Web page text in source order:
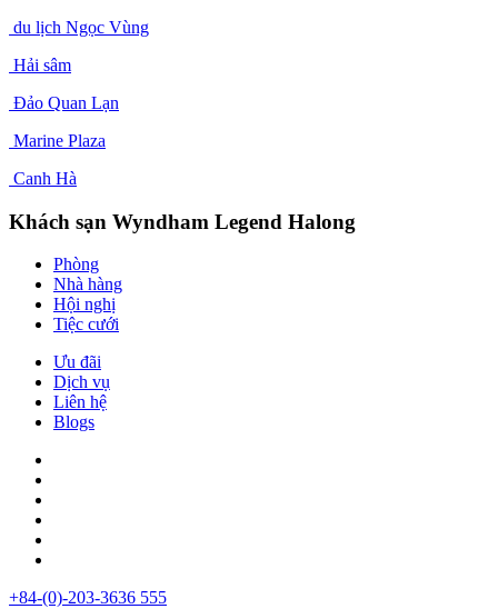
du lịch Ngọc Vùng
Hải sâm
Đảo Quan Lạn
Marine Plaza
Canh Hà
Khách sạn Wyndham Legend Halong
Phòng
Nhà hàng
Hội nghị
Tiệc cưới
Ưu đãi
Dịch vụ
Liên hệ
Blogs
+84-(0)-203-3636 555